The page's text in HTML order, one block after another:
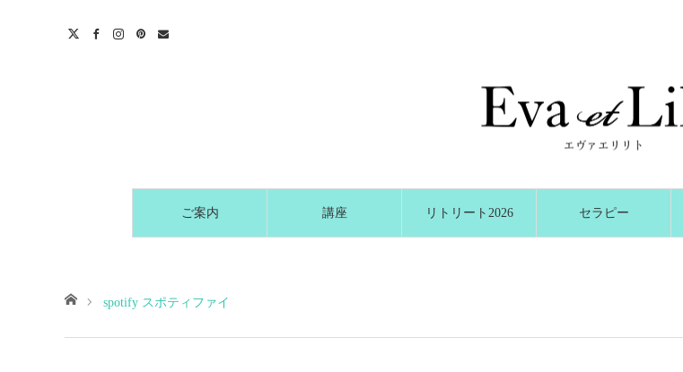
ご案内 講座 リトリート2026 セラピー
ホームspotify スポティファイ